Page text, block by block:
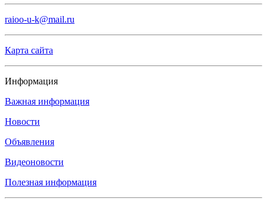
raioo-u-k@mail.ru
Карта сайта
Информация
Важная информация
Новости
Объявления
Видеоновости
Полезная информация